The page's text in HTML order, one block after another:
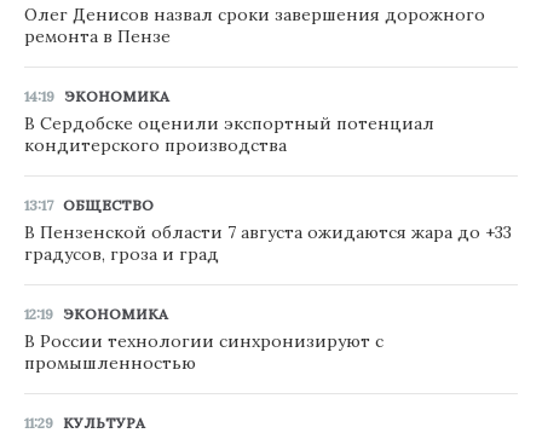
Олег Денисов назвал сроки завершения дорожного
ремонта в Пензе
14:19 ЭКОНОМИКА
В Сердобске оценили экспортный потенциал
кондитерского производства
13:17 ОБЩЕСТВО
В Пензенской области 7 августа ожидаются жара до +33
градусов, гроза и град
12:19 ЭКОНОМИКА
В России технологии синхронизируют с
промышленностью
11:29 КУЛЬТУРА